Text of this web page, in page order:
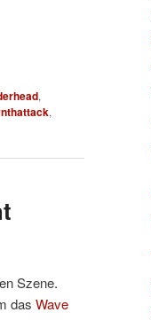
,
,
Szene.
das Wave